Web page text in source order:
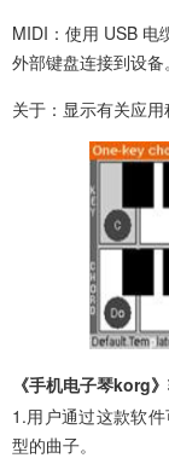
MIDI：使用 USB 电
外部键盘连接到设备。
关于：显示有关应用
《手机电子琴korg
1.用户通过这款软
型的曲子。